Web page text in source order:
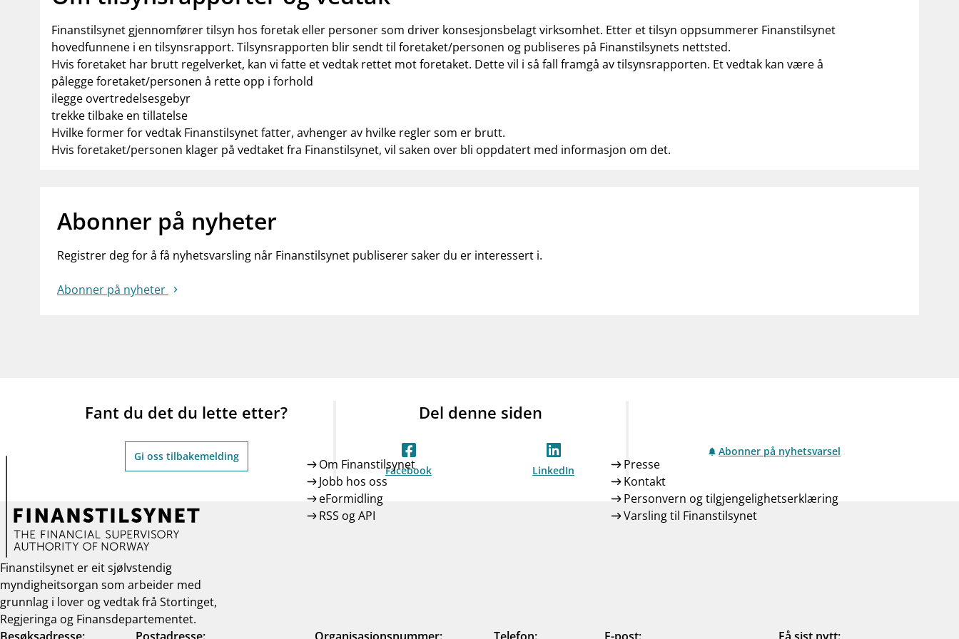
Finanstilsynet gjennomfører tilsyn hos foretak eller personer som driver konsesjonsbelagt virksomhet. Etter et tilsyn oppsummerer Finanstilsynet
hovedfunnene i en tilsynsrapport. Tilsynsrapporten blir sendt til foretaket/personen og publiseres på Finanstilsynets nettsted.
Hvis foretaket har brutt regelverket, kan vi fatte et vedtak rettet mot foretaket. Dette vil i så fall framgå av tilsynsrapporten. Et vedtak kan være å
pålegge foretaket/personen å rette opp i forhold
ilegge overtredelsesgebyr
trekke tilbake en tillatelse
Hvilke former for vedtak Finanstilsynet fatter, avhenger av hvilke regler som er brutt.
Hvis foretaket/personen klager på vedtaket fra Finanstilsynet, vil saken over bli oppdatert med informasjon om det.
Abonner på nyheter
Registrer deg for å få nyhetsvarsling når Finanstilsynet publiserer saker du er interessert i.
Abonner på nyheter
Fant du det du lette etter?
Gi oss tilbakemelding
Del denne siden
Facebook LinkedIn
Abonner på nyhetsvarsel
Finanstilsynet er eit sjølvstendig
myndigheitsorgan som arbeider med
grunnlag i lover og vedtak frå Stortinget,
Regjeringa og Finansdepartementet.
Om Finanstilsynet
Presse
Jobb hos oss
Kontakt
eFormidling
Personvern og tilgjengelighetserklæring
RSS og API
Varsling til Finanstilsynet